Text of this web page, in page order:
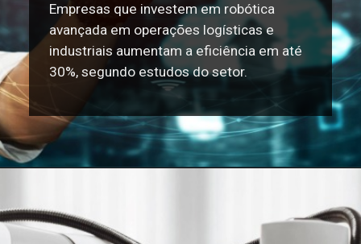
Empresas que investem em robótica
avançada em operações logísticas e
industriais aumentam a eficiência em até
30%, segundo estudos do setor.